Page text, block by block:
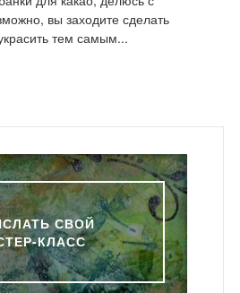
вы заходите сделать
тем самым...
СВОЙ
КЛАСС